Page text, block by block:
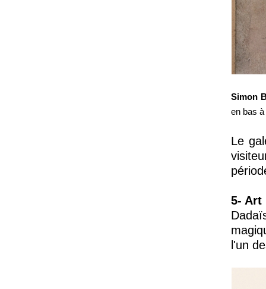
Simon
en bas
Le
5-
l'un